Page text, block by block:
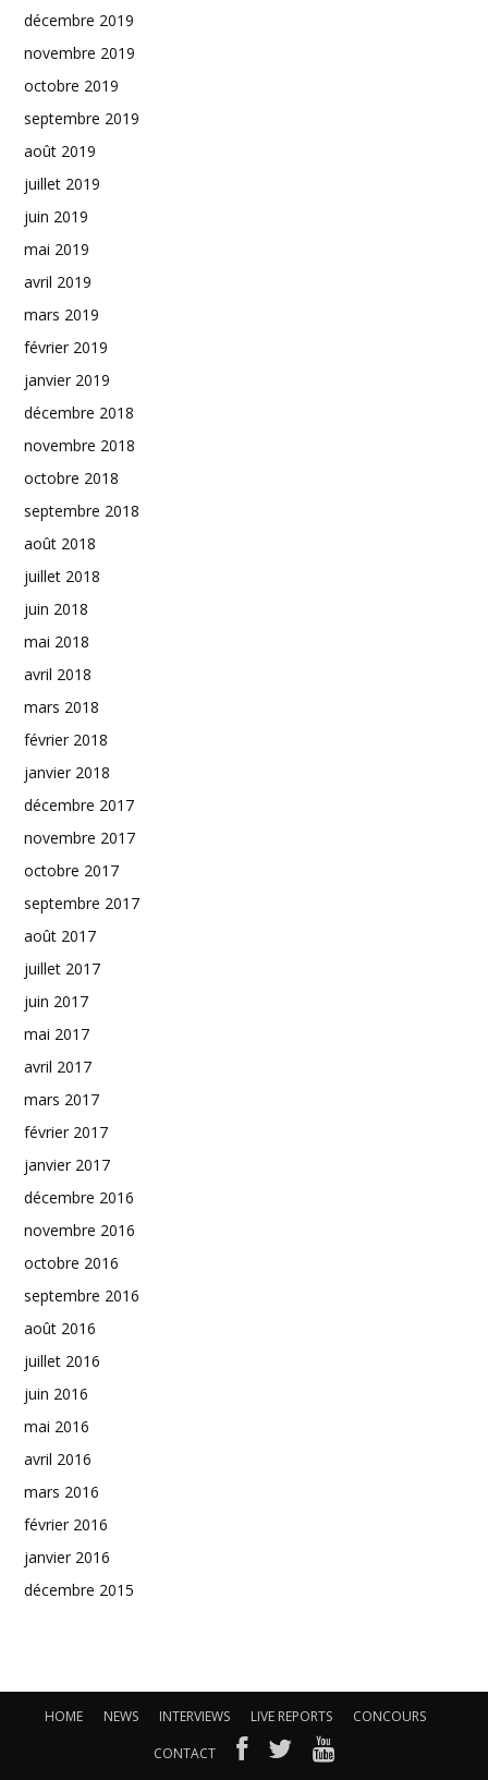
décembre 2019
novembre 2019
octobre 2019
septembre 2019
août 2019
juillet 2019
juin 2019
mai 2019
avril 2019
mars 2019
février 2019
janvier 2019
décembre 2018
novembre 2018
octobre 2018
septembre 2018
août 2018
juillet 2018
juin 2018
mai 2018
avril 2018
mars 2018
février 2018
janvier 2018
décembre 2017
novembre 2017
octobre 2017
septembre 2017
août 2017
juillet 2017
juin 2017
mai 2017
avril 2017
mars 2017
février 2017
janvier 2017
décembre 2016
novembre 2016
octobre 2016
septembre 2016
août 2016
juillet 2016
juin 2016
mai 2016
avril 2016
mars 2016
février 2016
janvier 2016
décembre 2015
HOME NEWS INTERVIEWS LIVE REPORTS
CONCOURS
CONTACT